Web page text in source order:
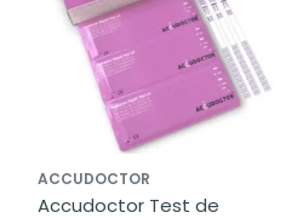
ACCUDOCTOR
Accudoctor Test de